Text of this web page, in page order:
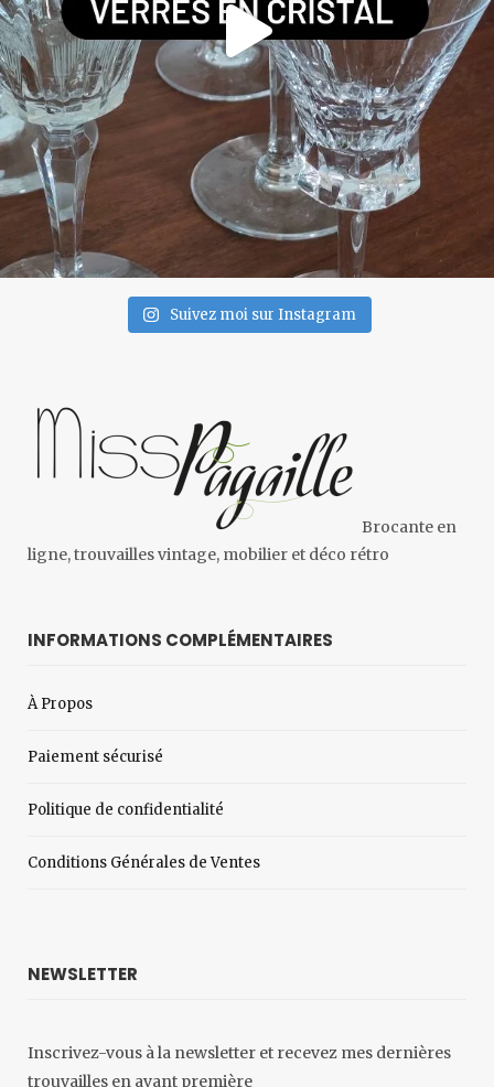
Suivez moi sur Instagram
Brocante en
ligne, trouvailles vintage, mobilier et déco rétro
INFORMATIONS COMPLÉMENTAIRES
À Propos
Paiement sécurisé
Politique de confidentialité
Conditions Générales de Ventes
NEWSLETTER
Inscrivez-vous à la newsletter et recevez mes dernières
trouvailles en avant première